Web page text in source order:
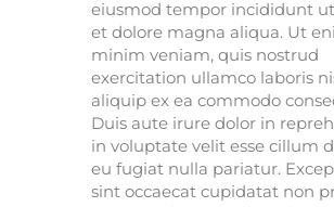
eiusmod tempor incididunt
et dolore magna aliqua. Ut
minim veniam, quis nostrud
exercitation ullamco laboris
aliquip ex ea commodo
Duis aute irure dolor in
in voluptate velit esse cillum
eu fugiat nulla pariatur.
sint occaecat cupidatat non